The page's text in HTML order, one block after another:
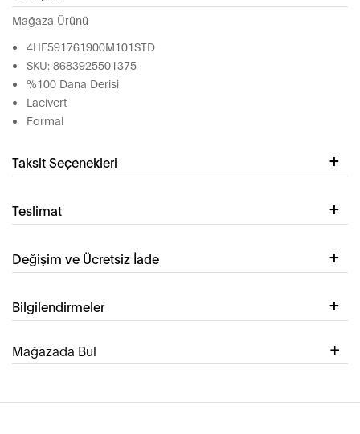
Mağaza Ürünü
4HF591761900M101STD
SKU: 8683925501375
%100 Dana Derisi
Lacivert
Formal
Taksit Seçenekleri
Teslimat
Değişim ve Ücretsiz İade
Bilgilendirmeler
Mağazada Bul